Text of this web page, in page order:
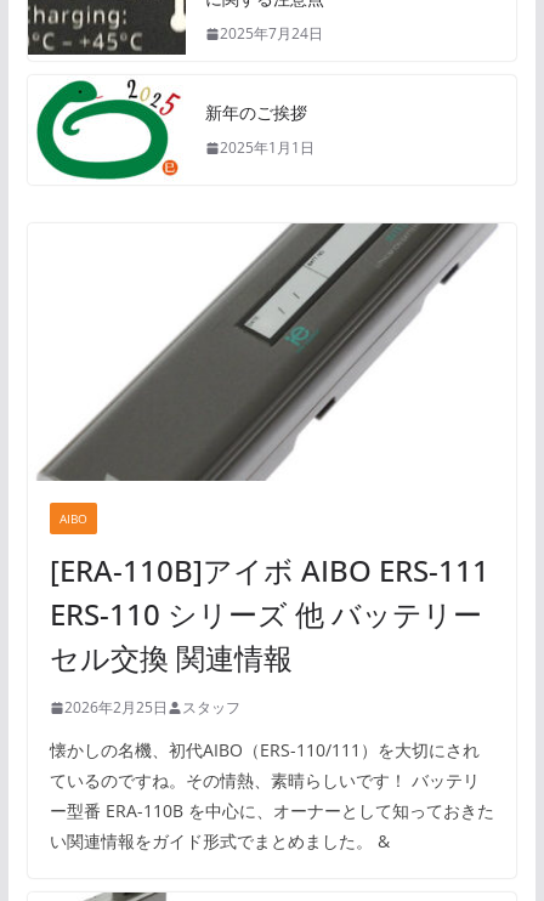
2025年7月24日
新年のご挨拶
2025年1月1日
AIBO
[ERA-110B]アイボ AIBO ERS-111
ERS-110 シリーズ 他 バッテリー
セル交換 関連情報
2026年2月25日 スタッフ
懐かしの名機、初代AIBO（ERS-110/111）を大切にされ
ているのですね。その情熱、素晴らしいです！ バッテリ
ー型番 ERA-110B を中心に、オーナーとして知っておきた
い関連情報をガイド形式でまとめました。 &